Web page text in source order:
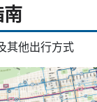
南
其他出行方式